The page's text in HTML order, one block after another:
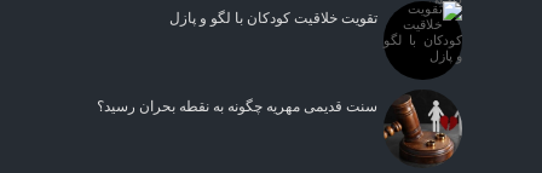
تقویت خلاقیت کودکان با لگو و پازل
سنت قدیمی مهریه چگونه به نقطه بحران رسید؟